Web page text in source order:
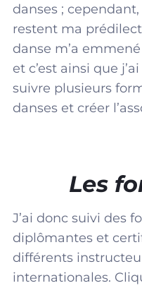
danses ;
restent ma
danse m’a
et c’est ainsi que
suivre plusieurs
danses et créer
Les
J’ai donc suivi des
diplômantes et
différents
internationales.